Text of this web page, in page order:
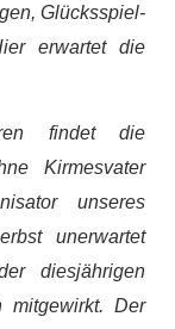
Glücksspiel-
erwartet die
findet die
Kirmesvater
unseres
unerwartet
diesjährigen
mitgewirkt. Der